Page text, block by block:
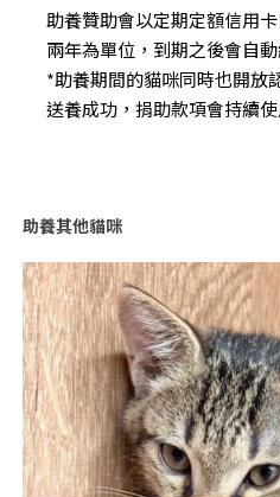
助養贊助會以定期定額信用
兩年為單位，到期之後會自動
*助養期間的貓咪同時也開放
送養成功，捐助款項會持續
助養其他貓咪